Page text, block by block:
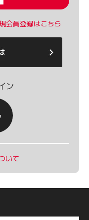
会員登録はこちら
ン
いて